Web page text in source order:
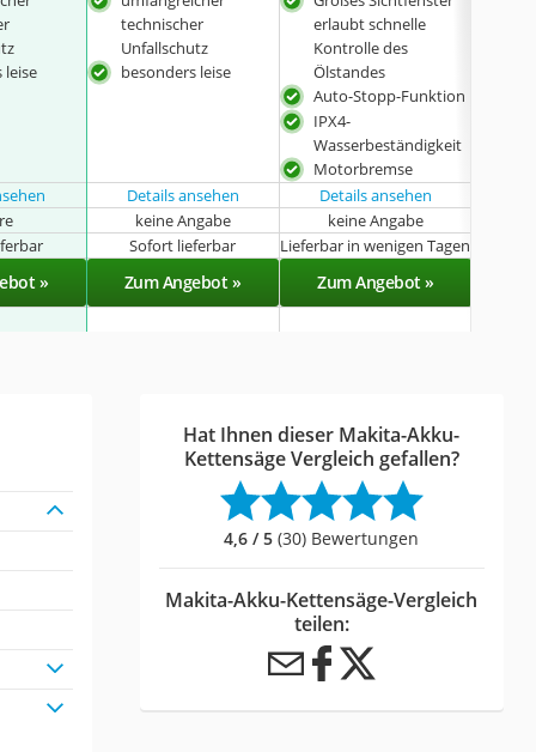
leise
technischer
Unfallschutz
besonders leise
erlaubt schnelle
Kontrolle des
Ölstandes
Auto-Stopp-Funktion
IPX4-
Wasserbeständigkeit
Motorbremse
Details ansehen Details ansehen
keine Angabe keine Angabe
Sofort lieferbar Lieferbar in wenigen Tagen
» Zum Angebot » Zum Angebot »
Hat Ihnen dieser Makita-Akku-
Kettensäge Vergleich gefallen?
4,6 / 5 (30) Bewertungen
Makita-Akku-Kettensäge-Vergleich
teilen: